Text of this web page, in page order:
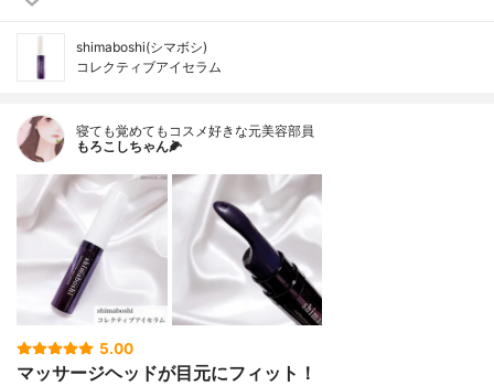
shimaboshi(シマボシ)
コレクティブアイセラム
寝ても覚めてもコスメ好きな元美容部員
もろこしちゃん🌽
5.00
マッサージヘッドが目元にフィット！